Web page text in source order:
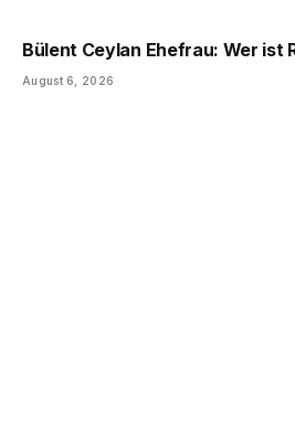
Bülent Ceylan Ehefrau: Wer ist
August 6, 2026